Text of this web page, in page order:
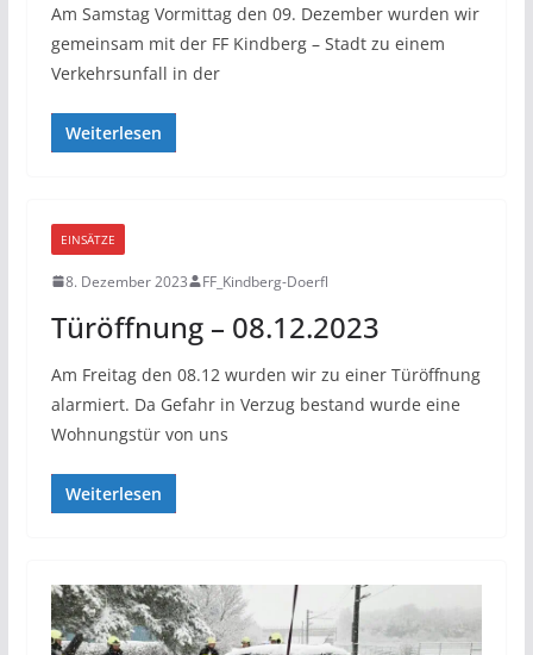
Am Samstag Vormittag den 09. Dezember wurden wir
gemeinsam mit der FF Kindberg – Stadt zu einem
Verkehrsunfall in der
Weiterlesen
EINSÄTZE
8. Dezember 2023 FF_Kindberg-Doerfl
Türöffnung – 08.12.2023
Am Freitag den 08.12 wurden wir zu einer Türöffnung
alarmiert. Da Gefahr in Verzug bestand wurde eine
Wohnungstür von uns
Weiterlesen